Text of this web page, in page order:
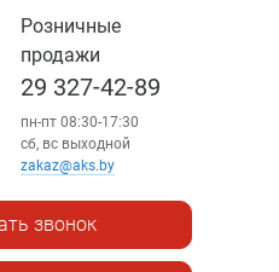
Розничные
продажи
29 327-42-89
пн-пт 08:30-17:30
сб, вс выходной
zakaz@aks.by
звонок